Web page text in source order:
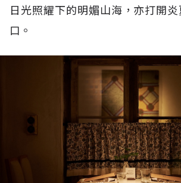
日光照耀下的明媚山海，亦打開
口。